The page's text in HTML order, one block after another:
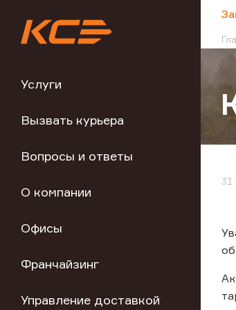
Услуги
Вызвать курьера
Вопросы и ответы
О компании
Офисы
Франчайзинг
Управление доставкой
31